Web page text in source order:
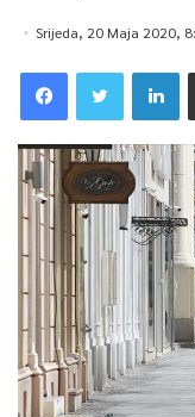
Srijeda, 20 Maja 2020,